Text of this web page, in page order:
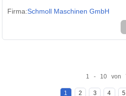
Firma:Schmoll Maschinen GmbH
1 - 10 von
1 2 3 4 5